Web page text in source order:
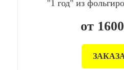
"1 год" из
от 1600